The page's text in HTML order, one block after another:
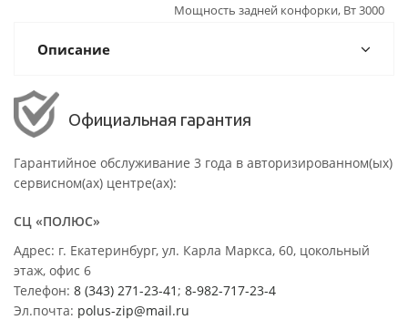
Мощность задней конфорки, Вт 3000
Описание
Официальная гарантия
Гарантийное обслуживание 3 года в авторизированном(ых)
сервисном(ах) центре(ах):
СЦ «ПОЛЮС»
Адрес: г. Екатеринбург, ул. Карла Маркса, 60, цокольный
этаж, офис 6
Телефон: 8 (343) 271-23-41 ; 8-982-717-23-4
Эл.почта: polus-zip@mail.ru